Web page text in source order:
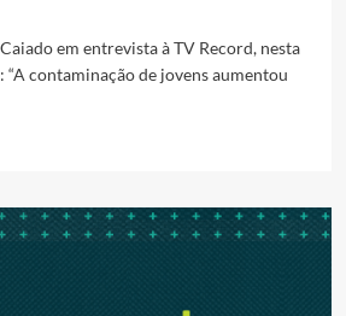
em entrevista à TV Record, nesta
contaminação de jovens aumentou